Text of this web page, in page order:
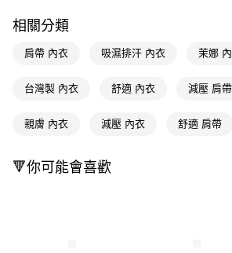
１．於結帳方式選擇「AFTEE先享後付」後，將跳
２．訂單成立數日內，您將收到繳費通知簡訊。
３．收到繳費通知簡訊後14天內，點擊此簡訊中的
※ 請注意：結帳手續完成當下不需立刻繳費，但若
※ 交易是否成功請以「AFTEE先享後付 」之結帳頁
每筆NT$300
相關分類
肩帶 內衣 吸濕排汗 內衣 茉娜
台灣製 內衣 舒適 內衣 減壓 肩帶
親膚 內衣 減壓 內衣 舒適 肩帶
🔻你可能會喜歡